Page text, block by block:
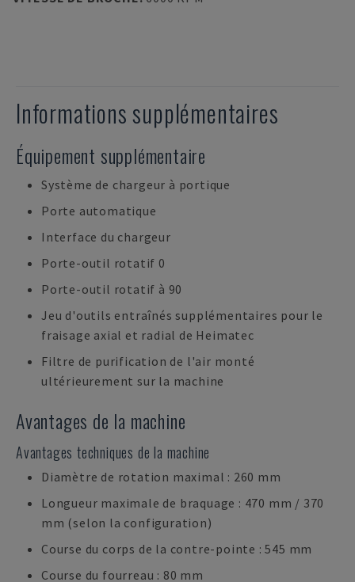
Informations supplémentaires
Équipement supplémentaire
Système de chargeur à portique
Porte automatique
Interface du chargeur
Porte-outil rotatif 0
Porte-outil rotatif à 90
Jeu d'outils entraînés supplémentaires pour le
fraisage axial et radial de Heimatec
Filtre de purification de l'air monté
ultérieurement sur la machine
Avantages de la machine
Avantages techniques de la machine
Diamètre de rotation maximal : 260 mm
Longueur maximale de braquage : 470 mm / 370
mm (selon la configuration)
Course du corps de la contre-pointe : 545 mm
Course du fourreau : 80 mm